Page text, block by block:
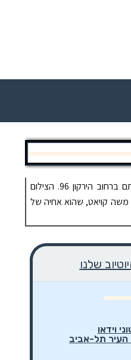
קרול ודינה רייספלד בסלון דירתם ברחוב הירקון 96. הצילום
משה קויאט, שהוא אחיה של
שלנו
וידאו
העיר תל-אביב